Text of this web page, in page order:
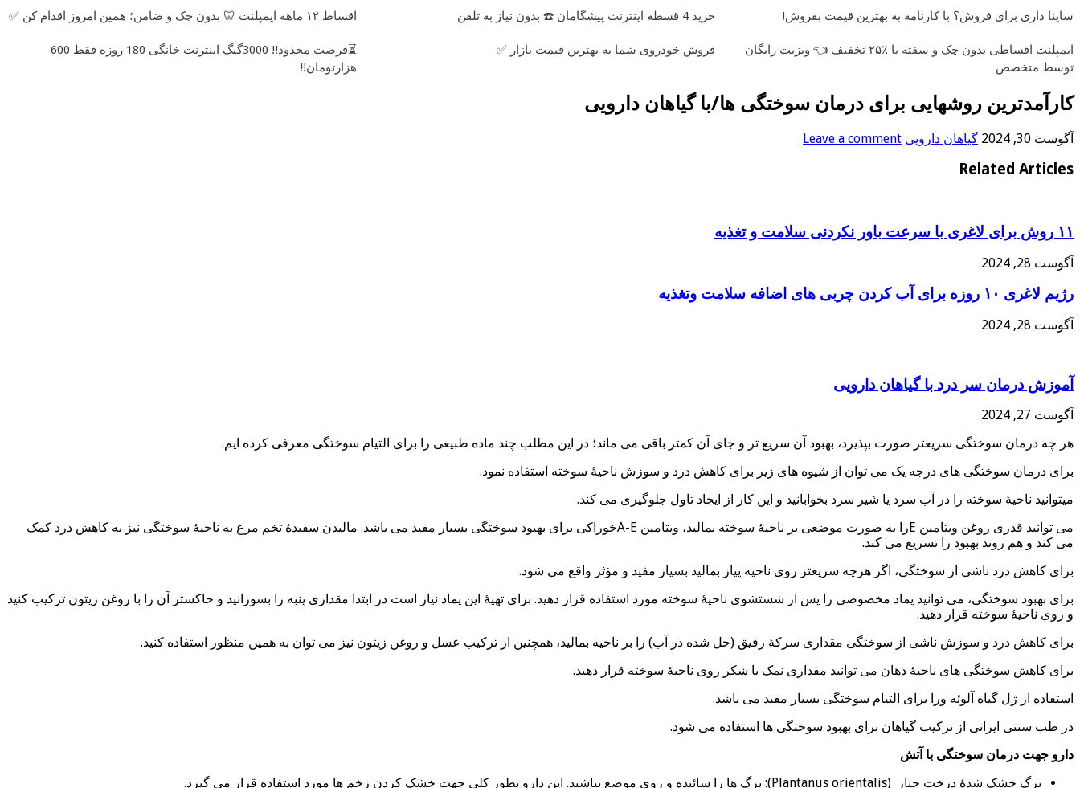
ساینا داری برای فروش؟ با کارنامه به بهترین قیمت بفروش! خرید 4 قسطه اینترنت پیشگامان ☎️ بدون نیاز به تلفن اقساط ۱۲ ماهه ایمپلنت 🦷 بدون چک و ضامن؛ همین امروز اقدام کن ✅
ایمپلنت اقساطی بدون چک و سفته با ٪۲۵ تخفیف 👈 ویزیت رایگان
توسط متخصص
فروش خودروی شما به بهترین قیمت بازار ✅
⏳فرصت محدود!! 3000گیگ اینترنت خانگی 180 روزه فقط 600
هزارتومان!!
کارآمدترین روشهایی برای درمان سوختگی ها/با گیاهان دارویی
آگوست 30, 2024 گیاهان دارویی Leave a comment
Related Articles
۱۱ روش برای لاغری با سرعت باور نکردنی سلامت و تغذیه
آگوست 28, 2024
رژیم لاغری ۱۰ روزه برای آب کردن چربی های اضافه سلامت وتغذیه
آگوست 28, 2024
آموزش درمان سر درد با گیاهان دارویی
آگوست 27, 2024
هر چه درمان سوختگی سریعتر صورت بپذیرد، بهبود آن سریع تر و جای آن کمتر باقی می ماند؛ در این مطلب چند ماده طبیعی را برای التیام سوختگی معرفی کرده ایم.
برای درمان سوختگی های درجه یک می توان از شیوه های زیر برای کاهش درد و سوزش ناحیۀ سوخته استفاده نمود.
میتوانید ناحیۀ سوخته را در آب سرد یا شیر سرد بخوابانید و این کار از ایجاد تاول جلوگیری می کند.
می توانید قدری روغن ویتامین Eرا به صورت موضعی بر ناحیۀ سوخته بمالید، ویتامین A-Eخوراکی برای بهبود سوختگی بسیار مفید می باشد. مالیدن سفیدۀ تخم مرغ به ناحیۀ سوختگی نیز به کاهش درد کمک
می کند و هم روند بهبود را تسریع می کند.
برای کاهش درد ناشی از سوختگی، اگر هرچه سریعتر روی ناحیه پیاز بمالید بسیار مفید و مؤثر واقع می شود.
برای بهبود سوختگی، می توانید پماد مخصوصی را پس از شستشوی ناحیۀ سوخته مورد استفاده قرار دهید. برای تهیۀ این پماد نیاز است در ابتدا مقداری پنبه را بسوزانید و حاکستر آن را با روغن زیتون ترکیب کنید
و روی ناحیۀ سوخته قرار دهید.
برای کاهش درد و سوزش ناشی از سوختگی مقداری سرکۀ رقیق (حل شده در آب) را بر ناحیه بمالید، همچنین از ترکیب عسل و روغن زیتون نیز می توان به همین منظور استفاده کنید.
برای کاهش سوختگی های ناحیۀ دهان می توانید مقداری نمک یا شکر روی ناحیۀ سوخته قرار دهید.
استفاده از ژل گیاه آلوئه ورا برای التیام سوختگی بسیار مفید می باشد.
در طب سنتی ایرانی از ترکیب گیاهان برای بهبود سوختگی ها استفاده می شود.
دارو جهت درمان سوختگی با آتش
برگ خشک شدۀ درخت چنار (Plantanus orientalis): برگ ها را سائیده و روی موضع بپاشید. این دارو بطور کلی جهت خشک كردن زخم ها مورد استفاده قرار می گیرد.